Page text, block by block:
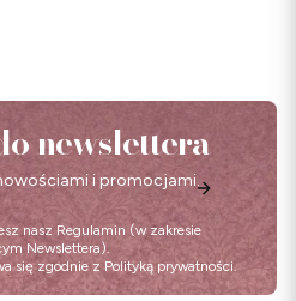
newslettera
i promocjami.
nasz Regulamin (w zakresie
Newslettera).
się zgodnie z Polityką prywatności.